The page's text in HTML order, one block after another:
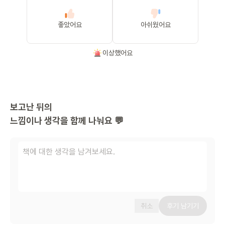
좋았어요 아쉬웠어요
이상했어요
보고난 뒤의
느낌이나 생각을 함께 나눠요 💬
취소 후기 남기기